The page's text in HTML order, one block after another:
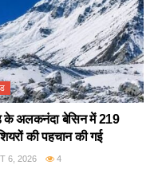
के अलकनंदा बेसिन में 219
की पहचान की गई
6, 2026 4